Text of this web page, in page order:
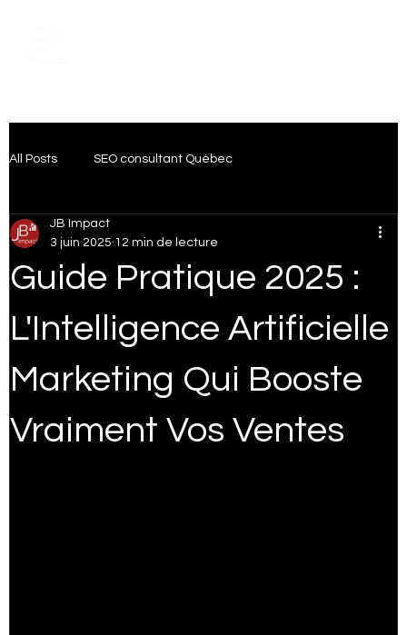
All Posts SEO consultant Québec
Transformation Digitale
SEO Local Québec IA & Marketing numérique
Guide Pratique 2025 :
L'Intelligence Artificielle
Marketing Qui Booste
Vraiment Vos Ventes
JB Impact
3 juin 2025 12 min de lecture